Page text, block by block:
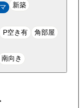
新築
P空き有 角部屋
南向き